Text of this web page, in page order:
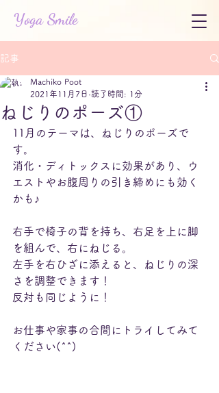
Yoga Smile
記事
ねじりのポーズ①
Machiko Poot
2021年11月7日 読了時間: 1分
11月のテーマは、ねじりのポーズで
す。
消化・ディトックスに効果があり、ウ
エストやお腹周りの引き締めにも効く
かも♪
右手で椅子の背を持ち、右足を上に脚
を組んで、右にねじる。
左手を右ひざに添えると、ねじりの深
さを調整できます！
反対も同じように！
お仕事や家事の合間にトライしてみて
ください(^^)